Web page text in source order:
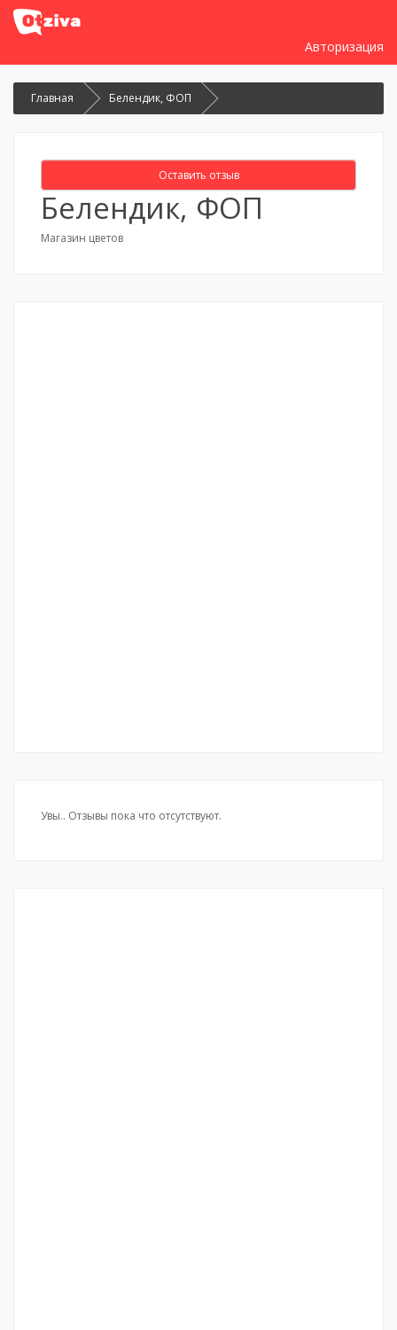
Авторизация
Главная Белендик, ФОП
Оставить отзыв
Белендик, ФОП
Магазин цветов
Увы.. Отзывы пока что отсутствуют.